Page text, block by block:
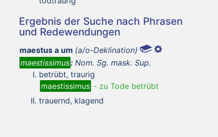
Ergebnis der Suche nach Phrasen
und Redewendungen
maestus a um (a/o-Deklination)
maestissimus: Nom. Sg. mask. Sup.
betrübt, traurig
maestissimus - zu Tode betrübt
trauernd, klagend